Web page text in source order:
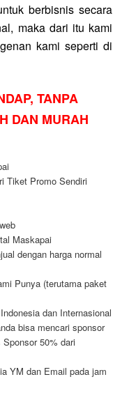
berbisnis secara
maka dari itu kami
kami seperti di
TANPA
DAN MURAH
Tiket Promo Sendiri
Maskapai
dengan harga normal
Punya (terutama paket
dan Internasional
bisa mencari sponsor
50% dari
YM dan Email pada jam